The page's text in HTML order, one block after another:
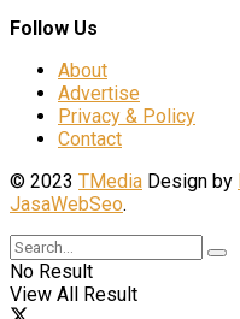
Follow Us
About
Advertise
Privacy & Policy
Contact
© 2023 TMedia Design by
JasaWebSeo.
No Result
View All Result